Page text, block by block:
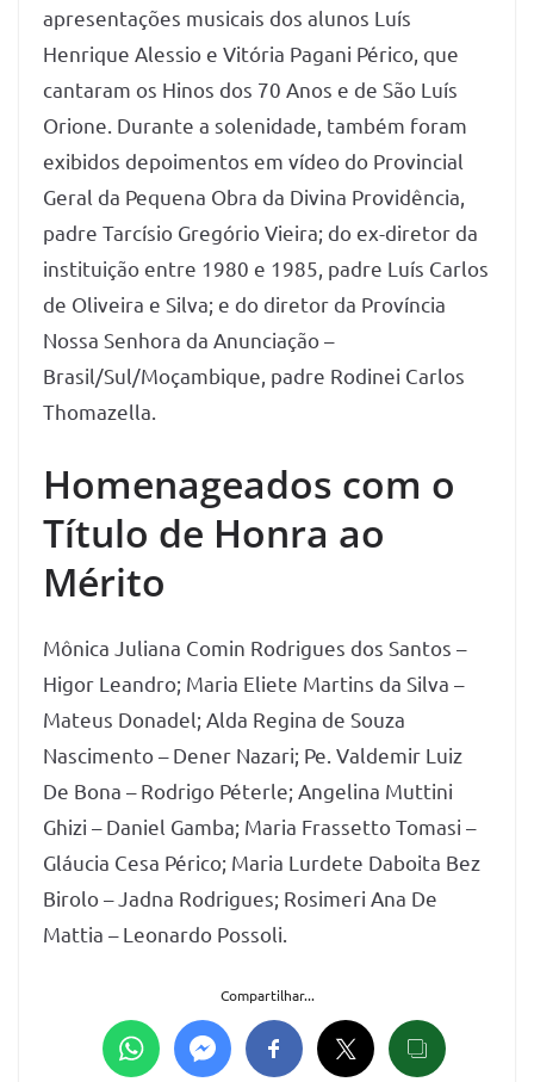
apresentações musicais dos alunos Luís
Henrique Alessio e Vitória Pagani Périco, que
cantaram os Hinos dos 70 Anos e de São Luís
Orione. Durante a solenidade, também foram
exibidos depoimentos em vídeo do Provincial
Geral da Pequena Obra da Divina Providência,
padre Tarcísio Gregório Vieira; do ex-diretor da
instituição entre 1980 e 1985, padre Luís Carlos
de Oliveira e Silva; e do diretor da Província
Nossa Senhora da Anunciação –
Brasil/Sul/Moçambique, padre Rodinei Carlos
Thomazella.
Homenageados com o
Título de Honra ao
Mérito
Mônica Juliana Comin Rodrigues dos Santos –
Higor Leandro; Maria Eliete Martins da Silva –
Mateus Donadel; Alda Regina de Souza
Nascimento – Dener Nazari; Pe. Valdemir Luiz
De Bona – Rodrigo Péterle; Angelina Muttini
Ghizi – Daniel Gamba; Maria Frassetto Tomasi –
Gláucia Cesa Périco; Maria Lurdete Daboita Bez
Birolo – Jadna Rodrigues; Rosimeri Ana De
Mattia – Leonardo Possoli.
Compartilhar...